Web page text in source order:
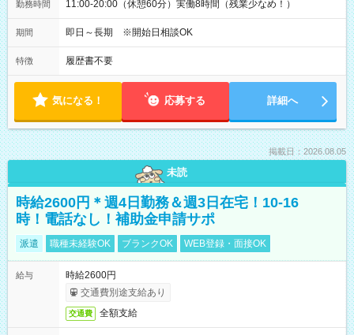
勤務時間 11:00-20:00（休憩60分）実働8時間（残業少なめ！）
期間 即日～長期 ※開始日相談OK
特徴 履歴書不要
気になる！ 応募する 詳細へ
掲載日：2026.08.05
未読
時給2600円＊週4日勤務＆週3日在宅！10-16
時！電話なし！補助金申請サポ
派遣 職種未経験OK ブランクOK WEB登録・面接OK
給与
時給2600円
交通費別途支給あり
交通費 全額支給